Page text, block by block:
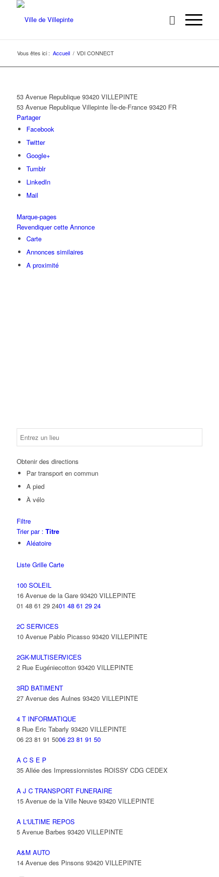
Vous êtes ici : Accueil / VDI CONNECT
53 Avenue Republique 93420 VILLEPINTE
53 Avenue Republique Villepinte Île-de-France 93420 FR
Partager
Facebook
Twitter
Google+
Tumblr
LinkedIn
Mail
Marque-pages
Revendiquer cette Annonce
Carte
Annonces similaires
A proximité
Obtenir des directions
Par transport en commun
A pied
À vélo
Filtre
Trier par : Titre
Aléatoire
Liste Grille Carte
100 SOLEIL
16 Avenue de la Gare 93420 VILLEPINTE
01 48 61 29 2401 48 61 29 24
2C SERVICES
10 Avenue Pablo Picasso 93420 VILLEPINTE
2GK-MULTISERVICES
2 Rue Eugéniecotton 93420 VILLEPINTE
3RD BATIMENT
27 Avenue des Aulnes 93420 VILLEPINTE
4 T INFORMATIQUE
8 Rue Eric Tabarly 93420 VILLEPINTE
06 23 81 91 5006 23 81 91 50
A C S E P
35 Allée des Impressionnistes ROISSY CDG CEDEX
A J C TRANSPORT FUNERAIRE
15 Avenue de la Ville Neuve 93420 VILLEPINTE
A L'ULTIME REPOS
5 Avenue Barbes 93420 VILLEPINTE
A&M AUTO
14 Avenue des Pinsons 93420 VILLEPINTE